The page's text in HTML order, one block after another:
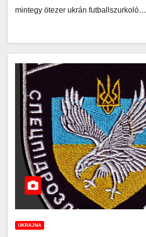
mintegy ötezer ukrán futballszurkoló…
UKRAJNA